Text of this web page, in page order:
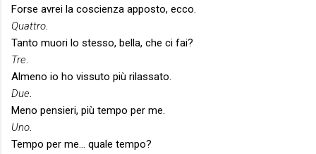
Forse avrei la coscienza apposto, ecco.
Quattro.
Tanto muori lo stesso, bella, che ci fai?
Tre.
Almeno io ho vissuto più rilassato.
Due.
Meno pensieri, più tempo per me.
Uno.
Tempo per me… quale tempo?